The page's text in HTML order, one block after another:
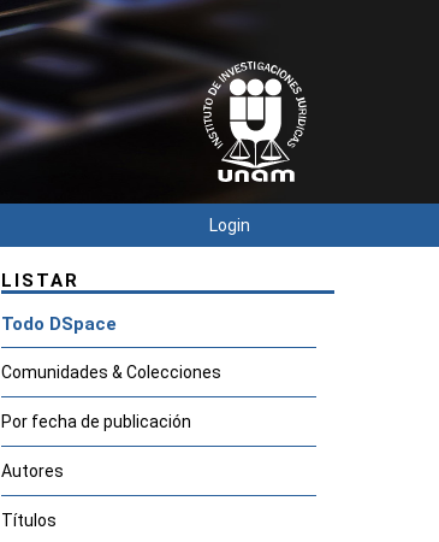
Login
LISTAR
Todo DSpace
Comunidades & Colecciones
Por fecha de publicación
Autores
Títulos